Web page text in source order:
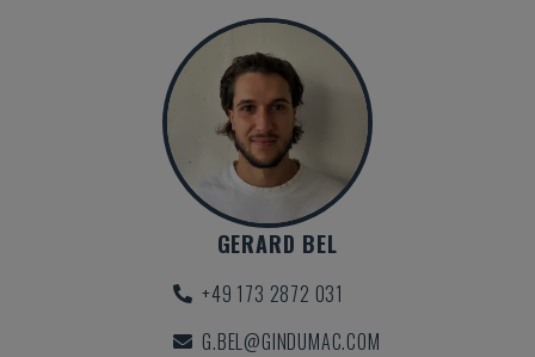
GERARD BEL
+49 173 2872 031
G.BEL@GINDUMAC.COM